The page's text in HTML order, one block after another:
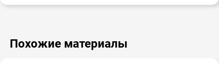
Похожие материалы